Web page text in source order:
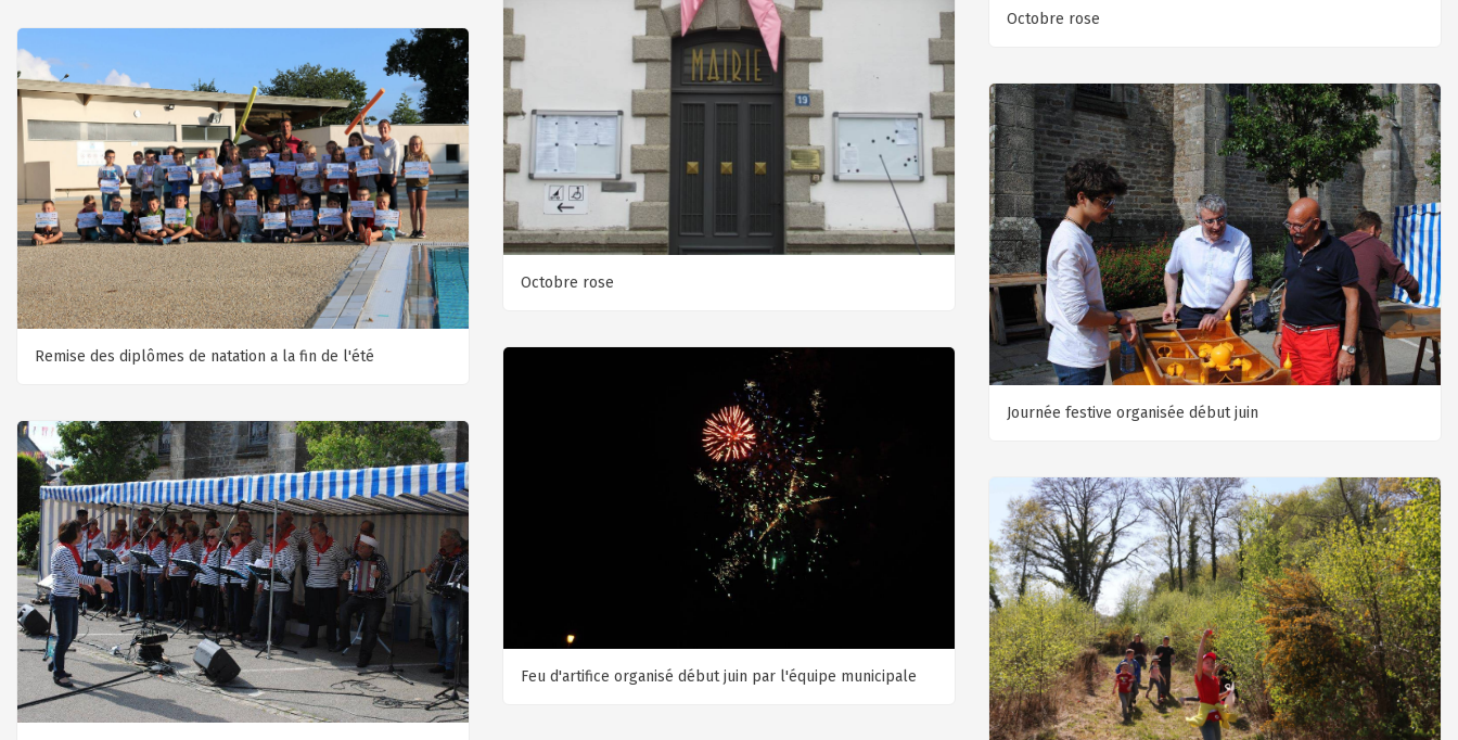
Octobre rose
Octobre rose
Remise des diplômes de natation a la fin de l'été
Journée festive organisée début juin
Feu d'artifice organisé début juin par l'équipe municipale